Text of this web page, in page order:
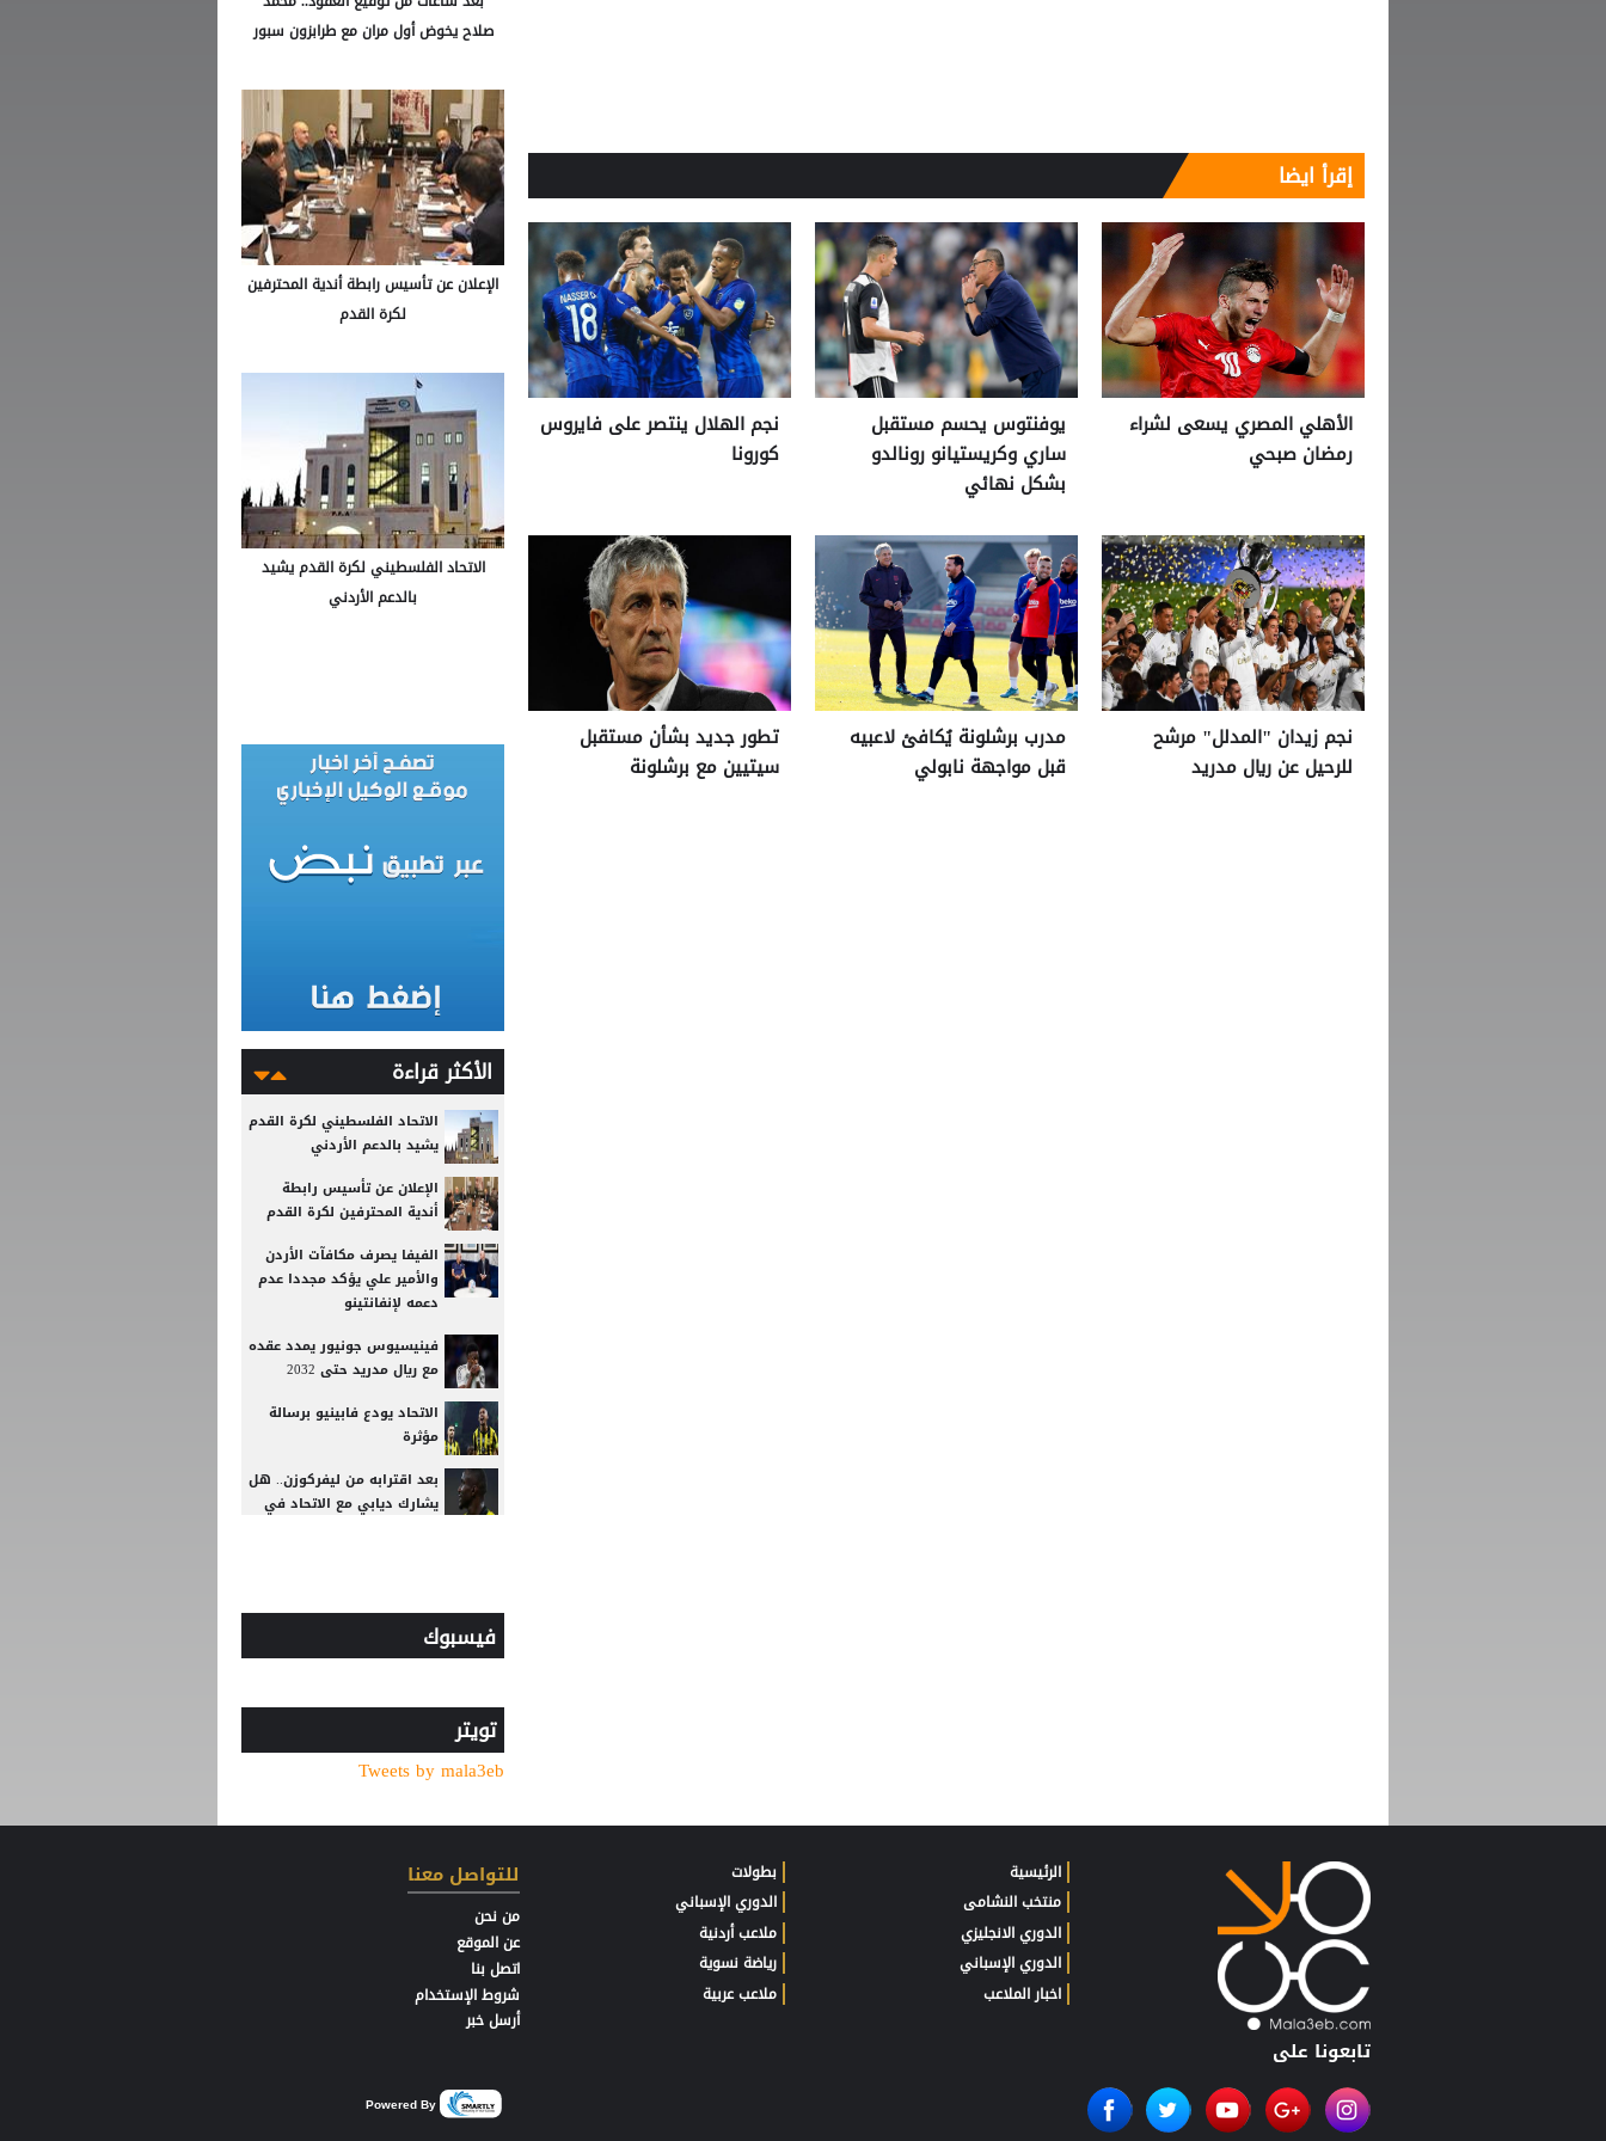
إقرأ ايضا
الأهلي المصري يسعى لشراء
رمضان صبحي
يوفنتوس يحسم مستقبل
ساري وكريستيانو رونالدو
بشكل نهائي
نجم الهلال ينتصر على فايروس
كورونا
نجم زيدان "المدلل" مرشح
للرحيل عن ريال مدريد
مدرب برشلونة يُكافئ لاعبيه
قبل مواجهة نابولي
تطور جديد بشأن مستقبل
سيتيين مع برشلونة
صلاح يخوض أول مران مع طرابزون سبور
الإعلان عن تأسيس رابطة أندية المحترفين
لكرة القدم
الاتحاد الفلسطيني لكرة القدم يشيد
بالدعم الأردني
الأكثر قراءة
الاتحاد الفلسطيني لكرة القدم
يشيد بالدعم الأردني
الإعلان عن تأسيس رابطة
أندية المحترفين لكرة القدم
الفيفا يصرف مكافآت الأردن
والأمير علي يؤكد مجددا عدم
دعمه لإنفانتينو
فينيسيوس جونيور يمدد عقده
مع ريال مدريد حتى 2032
الاتحاد يودع فابينيو برسالة
مؤثرة
بعد اقترابه من ليفركوزن.. هل
يشارك ديابي مع الاتحاد في
ريال مدريد يتعاقد مع الجناح
العاجي يان ديوماندي
الأمير علي بعد صرف
موقفي ولن نؤيد إنفانتينو
فيسبوك
تويتر
Tweets by mala3eb
تابعونا على
الرئيسية
منتخب النشامى
الدوري الانجليزي
الدوري الإسباني
اخبار الملاعب
بطولات
الدوري الإسباني
ملاعب أردنية
رياضة نسوية
ملاعب عربية
للتواصل معنا
من نحن
عن الموقع
اتصل بنا
شروط الإستخدام
أرسل خبر
Powered By